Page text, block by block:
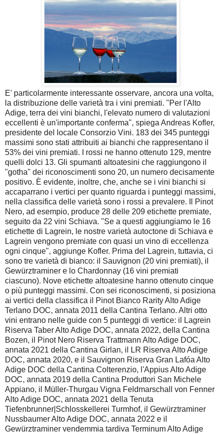
E' particolarmente interessante osservare, ancora una volta,
la distribuzione delle varietà tra i vini premiati. "Per l'Alto
Adige, terra dei vini bianchi, l'elevato numero di valutazioni
eccellenti è un'importante conferma", spiega Andreas Kofler,
presidente del locale Consorzio Vini. 183 dei 345 punteggi
massimi sono stati attribuiti ai bianchi che rappresentano il
53% dei vini premiati. I rossi ne hanno ottenuto 129, mentre
quelli dolci 13. Gli spumanti altoatesini che raggiungono il
"gotha" dei riconoscimenti sono 20, un numero decisamente
positivo. È evidente, inoltre, che, anche se i vini bianchi si
accaparrano i vertici per quanto riguarda i punteggi massimi,
nella classifica delle varietà sono i rossi a prevalere. Il Pinot
Nero, ad esempio, produce 28 delle 209 etichette premiate,
seguito da 22 vini Schiava. "Se a questi aggiungiamo le 16
etichette di Lagrein, le nostre varietà autoctone di Schiava e
Lagrein vengono premiate con quasi un vino di eccellenza
ogni cinque", aggiunge Kofler. Prima del Lagrein, tuttavia, ci
sono tre varietà di bianco: il Sauvignon (20 vini premiati), il
Gewürztraminer e lo Chardonnay (16 vini premiati
ciascuno). Nove etichette altoatesine hanno ottenuto cinque
o più punteggi massimi. Con sei riconoscimenti, si posiziona
ai vertici della classifica il Pinot Bianco Rarity Alto Adige
Terlano DOC, annata 2011 della Cantina Terlano. Altri otto
vini entrano nelle guide con 5 punteggi di vertice: il Lagrein
Riserva Taber Alto Adige DOC, annata 2022, della Cantina
Bozen, il Pinot Nero Riserva Trattmann Alto Adige DOC,
annata 2021 della Cantina Girlan, il LR Riserva Alto Adige
DOC, annata 2020, e il Sauvignon Riserva Gran Lafóa Alto
Adige DOC della Cantina Colterenzio, l'Appius Alto Adige
DOC, annata 2019 della Cantina Produttori San Michele
Appiano, il Müller-Thurgau Vigna Feldmarschall von Fenner
Alto Adige DOC, annata 2021 della Tenuta
Tiefenbrunner|Schlosskellerei Turmhof, il Gewürztraminer
Nussbaumer Alto Adige DOC, annata 2022 e il
Gewürztraminer vendemmia tardiva Terminum Alto Adige